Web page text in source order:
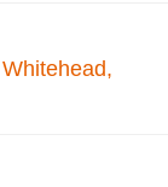
Whitehead,